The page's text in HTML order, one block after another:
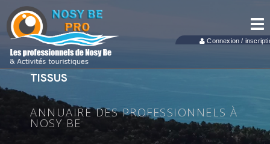
Connexion /
TISSUS
ANNUAIRE DES PROFESSIONNELS À
NOSY BE